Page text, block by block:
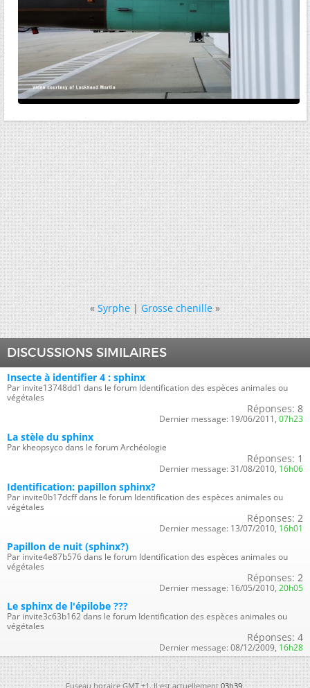
« Syrphe|Grosse chenille »
DISCUSSIONS SIMILAIRES
Insecte à identifier 4 : sphinx
Par invite13748dd1 dans le forum Identification des espèces animales ou
végétales
Réponses: 8
Dernier message: 19/06/2011, 07h23
La stèle du sphinx
Par kheopsyco dans le forum Archéologie
Réponses: 1
Dernier message: 31/08/2010, 16h06
Identification: papillon sphinx?
Par invite0b17dcff dans le forum Identification des espèces animales ou
végétales
Réponses: 2
Dernier message: 13/07/2010, 16h01
Papillon de nuit (sphinx?)
Par invite4e87b576 dans le forum Identification des espèces animales ou
végétales
Réponses: 2
Dernier message: 16/05/2010, 20h05
Le sphinx de l'épilobe ???
Par invite3c63b162 dans le forum Identification des espèces animales ou
végétales
Réponses: 4
Dernier message: 08/12/2009, 16h28
Fuseau horaire GMT +1. Il est actuellement03h39.